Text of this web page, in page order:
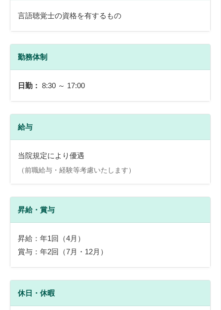
言語聴覚士の資格を有するもの
勤務体制
日勤： 8:30 ～ 17:00
給与
当院規定により優遇
（前職給与・経験等考慮いたします）
昇給・賞与
昇給：年1回（4月）
賞与：年2回（7月・12月）
休日・休暇